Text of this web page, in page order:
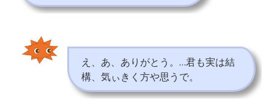
え、あ、ありがとう。…君も実は結
構、気ぃきく方や思うで。